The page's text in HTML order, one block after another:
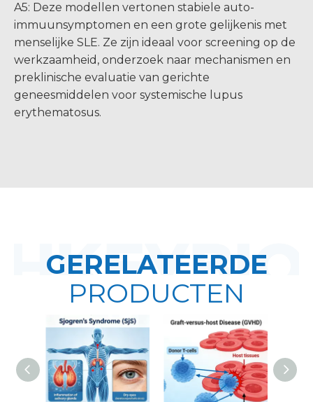
A5: Deze modellen vertonen stabiele auto-
immuunsymptomen en een grote gelijkenis met
menselijke SLE. Ze zijn ideaal voor screening op de
werkzaamheid, onderzoek naar mechanismen en
preklinische evaluatie van gerichte
geneesmiddelen voor systemische lupus
erythematosus.
GERELATEERDE
PRODUCTEN